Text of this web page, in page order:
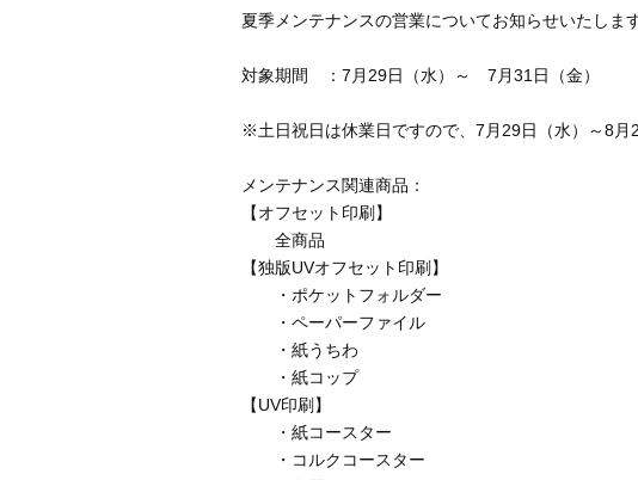
夏季メンテナンスの営業についてお知らせいたします
対象期間 ：7月29日（水）～ 7月31日（金）
※土日祝日は休業日ですので、7月29日（水）～8月
メンテナンス関連商品：
【オフセット印刷】
全商品
【独版UVオフセット印刷】
・ポケットフォルダー
・ペーパーファイル
・紙うちわ
・紙コップ
【UV印刷】
・紙コースター
・コルクコースター